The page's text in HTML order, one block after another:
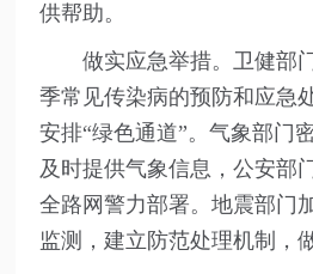
供帮助。
做实应急举措。卫健部
季常见传染病的预防和应急
安排“绿色通道”。气象部门
及时提供气象信息，公安部
全路网警力部署。地震部门
监测，建立防范处理机制，